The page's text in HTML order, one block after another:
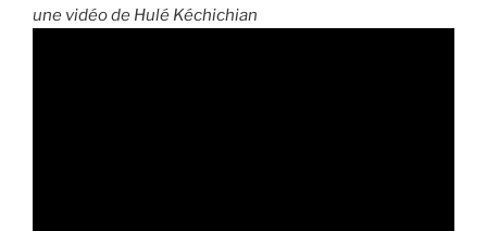
une vidéo de Hulé Kéchichian